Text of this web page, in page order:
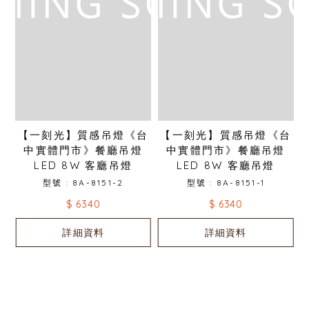
【一刻光】質感吊燈《台
中實體門市》餐廳吊燈
LED 8W 客廳吊燈
型號 : 8A-8151-2
$ 6340
詳細資料
【一刻光】質感吊燈《台
中實體門市》餐廳吊燈
LED 8W 客廳吊燈
型號 : 8A-8151-1
$ 6340
詳細資料